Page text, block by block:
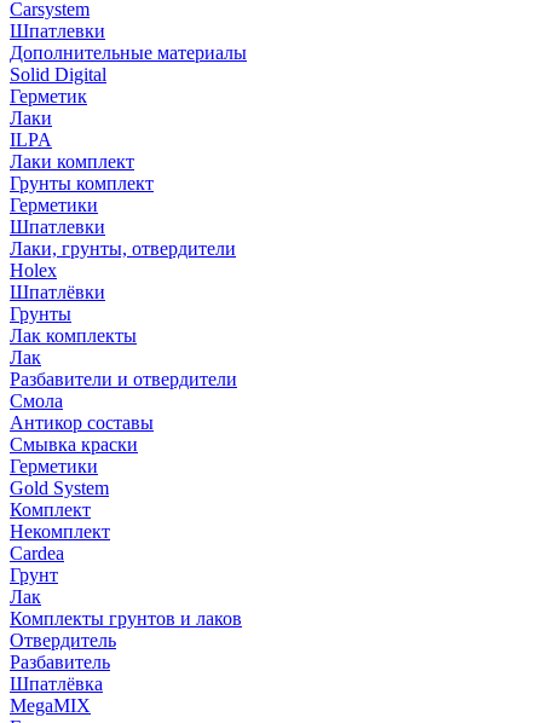
Carsystem
Шпатлевки
Дополнительные материалы
Solid Digital
Герметик
Лаки
ILPA
Лаки комплект
Грунты комплект
Герметики
Шпатлевки
Лаки, грунты, отвердители
Holex
Шпатлёвки
Грунты
Лак комплекты
Лак
Разбавители и отвердители
Смола
Антикор составы
Смывка краски
Герметики
Gold System
Комплект
Некомплект
Cardea
Грунт
Лак
Комплекты грунтов и лаков
Отвердитель
Разбавитель
Шпатлёвка
MegaMIX